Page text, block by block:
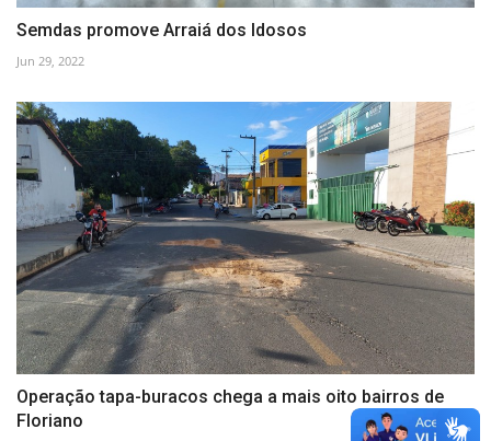
Semdas promove Arraiá dos Idosos
Jun 29, 2022
Operação tapa-buracos chega a mais oito bairros de
Floriano